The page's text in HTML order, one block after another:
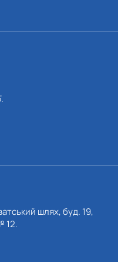
шлях, буд. 19,
12.